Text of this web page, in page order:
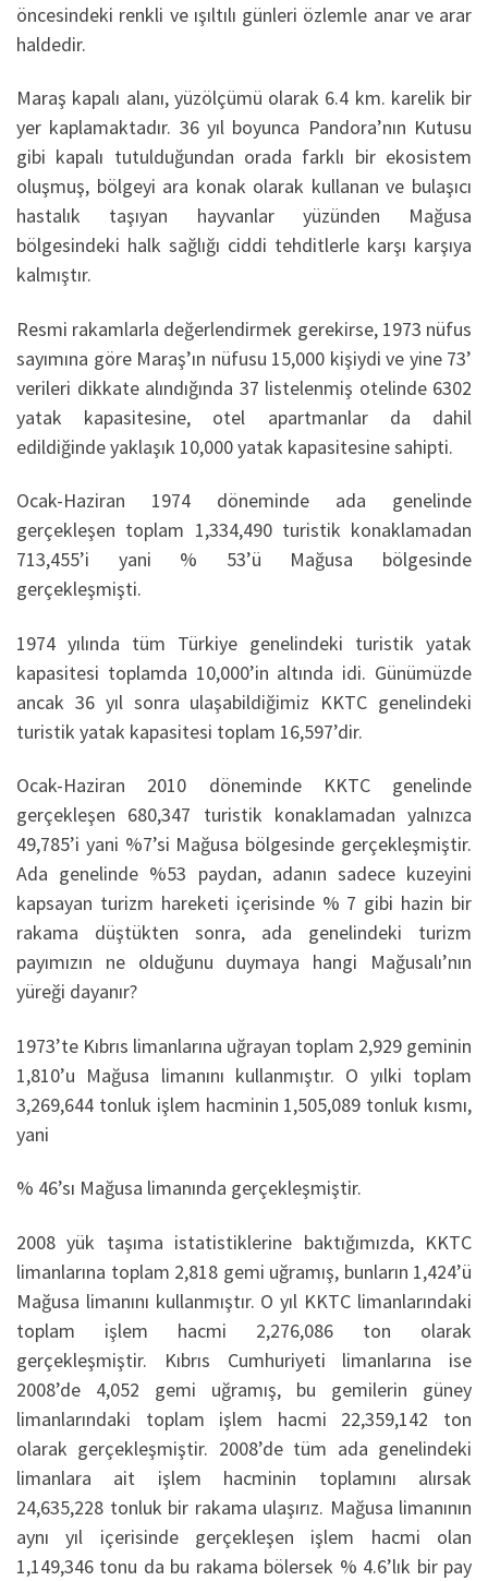
öncesindeki renkli ve ışıltılı günleri özlemle anar ve arar
haldedir.
Maraş kapalı alanı, yüzölçümü olarak 6.4 km. karelik bir
yer kaplamaktadır. 36 yıl boyunca Pandora’nın Kutusu
gibi kapalı tutulduğundan orada farklı bir ekosistem
oluşmuş, bölgeyi ara konak olarak kullanan ve bulaşıcı
hastalık taşıyan hayvanlar yüzünden Mağusa
bölgesindeki halk sağlığı ciddi tehditlerle karşı karşıya
kalmıştır.
Resmi rakamlarla değerlendirmek gerekirse, 1973 nüfus
sayımına göre Maraş’ın nüfusu 15,000 kişiydi ve yine 73’
verileri dikkate alındığında 37 listelenmiş otelinde 6302
yatak kapasitesine, otel apartmanlar da dahil
edildiğinde yaklaşık 10,000 yatak kapasitesine sahipti.
Ocak-Haziran 1974 döneminde ada genelinde
gerçekleşen toplam 1,334,490 turistik konaklamadan
713,455’i yani % 53’ü Mağusa bölgesinde
gerçekleşmişti.
1974 yılında tüm Türkiye genelindeki turistik yatak
kapasitesi toplamda 10,000’in altında idi. Günümüzde
ancak 36 yıl sonra ulaşabildiğimiz KKTC genelindeki
turistik yatak kapasitesi toplam 16,597’dir.
Ocak-Haziran 2010 döneminde KKTC genelinde
gerçekleşen 680,347 turistik konaklamadan yalnızca
49,785’i yani %7’si Mağusa bölgesinde gerçekleşmiştir.
Ada genelinde %53 paydan, adanın sadece kuzeyini
kapsayan turizm hareketi içerisinde % 7 gibi hazin bir
rakama düştükten sonra, ada genelindeki turizm
payımızın ne olduğunu duymaya hangi Mağusalı’nın
yüreği dayanır?
1973’te Kıbrıs limanlarına uğrayan toplam 2,929 geminin
1,810’u Mağusa limanını kullanmıştır. O yılki toplam
3,269,644 tonluk işlem hacminin 1,505,089 tonluk kısmı,
yani
% 46’sı Mağusa limanında gerçekleşmiştir.
2008 yük taşıma istatistiklerine baktığımızda, KKTC
limanlarına toplam 2,818 gemi uğramış, bunların 1,424’ü
Mağusa limanını kullanmıştır. O yıl KKTC limanlarındaki
toplam işlem hacmi 2,276,086 ton olarak
gerçekleşmiştir. Kıbrıs Cumhuriyeti limanlarına ise
2008’de 4,052 gemi uğramış, bu gemilerin güney
limanlarındaki toplam işlem hacmi 22,359,142 ton
olarak gerçekleşmiştir. 2008’de tüm ada genelindeki
limanlara ait işlem hacminin toplamını alırsak
24,635,228 tonluk bir rakama ulaşırız. Mağusa limanının
aynı yıl içerisinde gerçekleşen işlem hacmi olan
1,149,346 tonu da bu rakama bölersek % 4.6’lık bir pay